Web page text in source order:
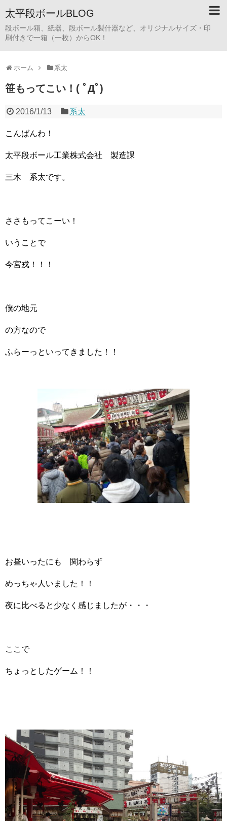
太平段ボールBLOG
段ボール箱、紙器、段ボール製什器など、オリジナルサイズ・印
刷付きで一箱（一枚）からOK！
ホーム 系太
笹もってこい！( ﾟДﾟ)
2016/1/13 系太
こんばんわ！
太平段ボール工業株式会社 製造課
三木 系太です。
ささもってこーい！
いうことで
今宮戎！！！
僕の地元
の方なので
ふらーっといってきました！！
お昼いったにも 関わらず
めっちゃ人いました！！
夜に比べると少なく感じましたが・・・
ここで
ちょっとしたゲーム！！